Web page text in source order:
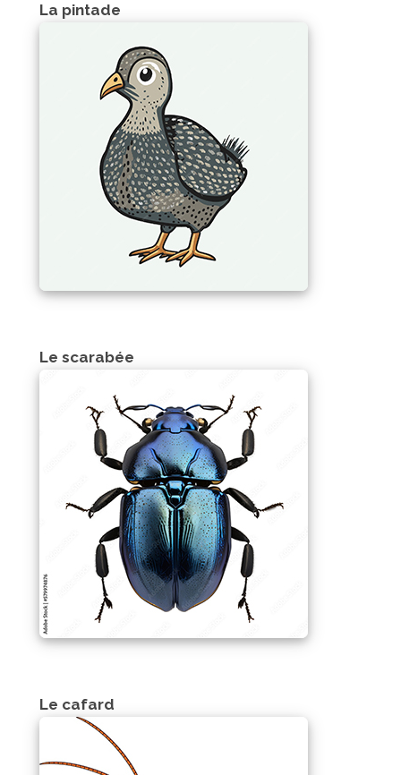
La pintade
Le scarabée
Le cafard